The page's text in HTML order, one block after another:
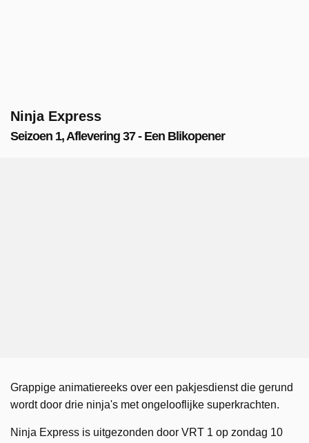
Ninja Express
Seizoen 1, Aflevering 37 - Een Blikopener
Grappige animatiereeks over een pakjesdienst die gerund
wordt door drie ninja's met ongelooflijke superkrachten.
Ninja Express is uitgezonden door VRT 1 op zondag 10